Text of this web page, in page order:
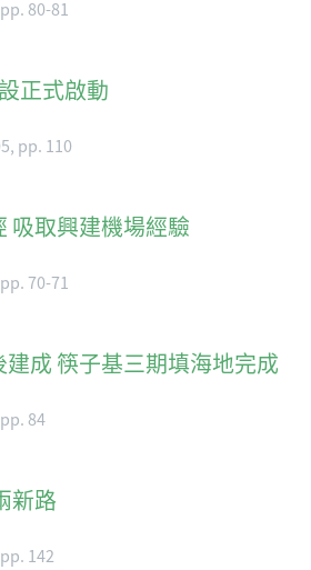
80-81
正式啟動
pp. 110
吸取興建機場經驗
70-71
成 筷子基三期填海地完成
84
新路
142